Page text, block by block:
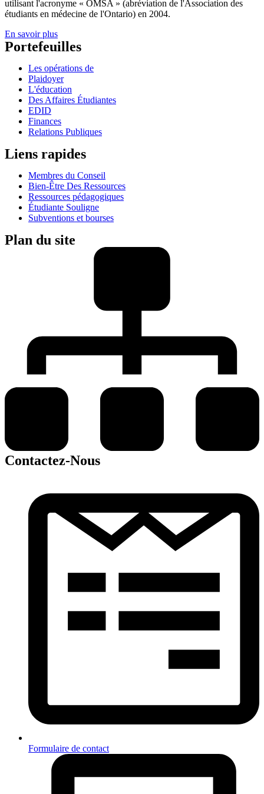
utilisant l'acronyme « OMSA » (abréviation de l'Association des
étudiants en médecine de l'Ontario) en 2004.
En savoir plus
Portefeuilles
Les opérations de
Plaidoyer
L'éducation
Des Affaires Étudiantes
EDID
Finances
Relations Publiques
Liens rapides
Membres du Conseil
Bien-Être Des Ressources
Ressources pédagogiques
Étudiante Souligne
Subventions et bourses
Plan du site
Contactez-Nous
Formulaire de contact